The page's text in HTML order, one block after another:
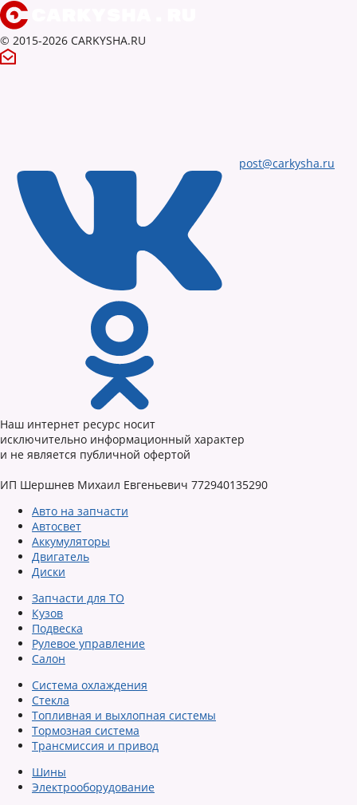
© 2015-2026 CARKYSHA.RU
post@carkysha.ru
Наш интернет ресурс носит
исключительно информационный характер
и не является публичной офертой
ИП Шершнев Михаил Евгеньевич 772940135290
Авто на запчасти
Автосвет
Аккумуляторы
Двигатель
Диски
Запчасти для ТО
Кузов
Подвеска
Рулевое управление
Салон
Система охлаждения
Стекла
Топливная и выхлопная системы
Тормозная система
Трансмиссия и привод
Шины
Электрооборудование